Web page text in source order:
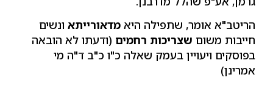
הריטב"א אומר, שתפילה היא מדאורייתא ונשים
חייבות משום שצריכות רחמים (ודעתו לא הובאה
בפוסקים ויעויין בעמק שאלה כ"ו כ"ב ד"ה מי
אמרינן)